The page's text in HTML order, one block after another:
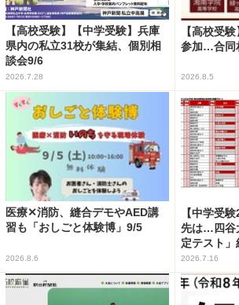
【高校受験】【中学受験】兵庫
県内の私立31校が集結、個別相
談会9/6
2026.7.28
【高校受
参加…合同
2026.8.5
医療✕消防、縫合デモやAED講
習も「おしごと体験博」9/5
2026.8.6
【中学受
先は…四谷
定テスト」
2026.7.16